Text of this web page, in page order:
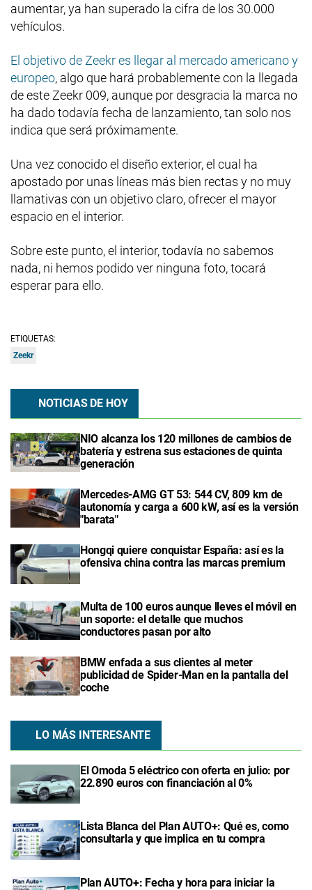
aumentar, ya han superado la cifra de los 30.000
vehículos.
El objetivo de Zeekr es llegar al mercado americano y
europeo, algo que hará probablemente con la llegada
de este Zeekr 009, aunque por desgracia la marca no
ha dado todavía fecha de lanzamiento, tan solo nos
indica que será próximamente.
Una vez conocido el diseño exterior, el cual ha
apostado por unas líneas más bien rectas y no muy
llamativas con un objetivo claro, ofrecer el mayor
espacio en el interior.
Sobre este punto, el interior, todavía no sabemos
nada, ni hemos podido ver ninguna foto, tocará
esperar para ello.
ETIQUETAS:
Zeekr
NOTICIAS DE HOY
NIO alcanza los 120 millones de cambios de
batería y estrena sus estaciones de quinta
generación
Mercedes-AMG GT 53: 544 CV, 809 km de
autonomía y carga a 600 kW, así es la versión
"barata"
Hongqi quiere conquistar España: así es la
ofensiva china contra las marcas premium
Multa de 100 euros aunque lleves el móvil en
un soporte: el detalle que muchos
conductores pasan por alto
BMW enfada a sus clientes al meter
publicidad de Spider-Man en la pantalla del
coche
LO MÁS INTERESANTE
El Omoda 5 eléctrico con oferta en julio: por
22.890 euros con financiación al 0%
Lista Blanca del Plan AUTO+: Qué es, como
consultarla y que implica en tu compra
Plan AUTO+: Fecha y hora para iniciar la